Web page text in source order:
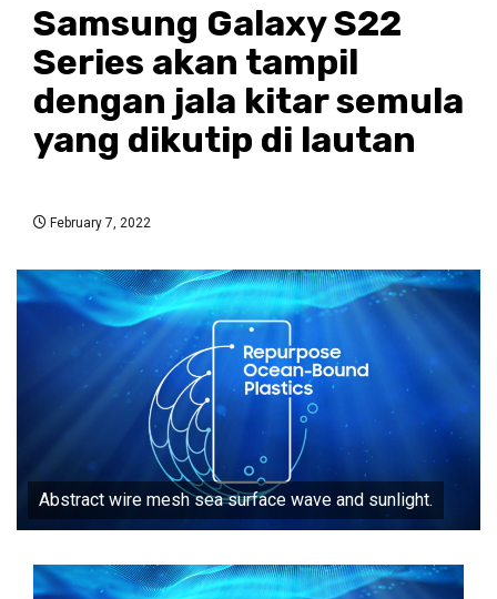
Samsung Galaxy S22
Series akan tampil
dengan jala kitar semula
yang dikutip di lautan
February 7, 2022
Abstract wire mesh sea surface wave and sunlight.